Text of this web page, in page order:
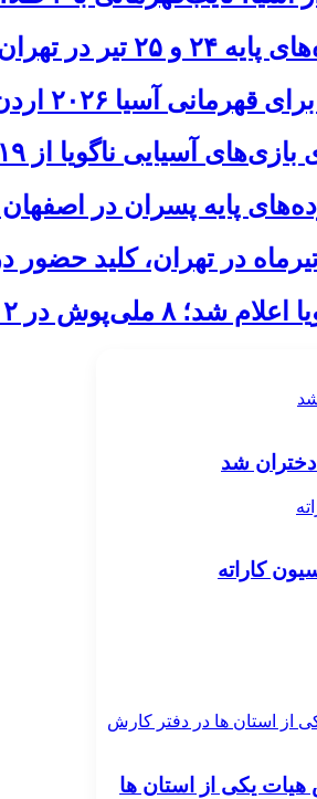
در تهران
۲۰۲۶ اردن مشخص می‌شود
آسیایی ناگویا از ۱۹ تیرماه
پایه پسران در
ملی‌پوش در ۲ بخش
دختران شد
کاراته
از استان ها در دفتر کارش
هیات یکی از استان ها